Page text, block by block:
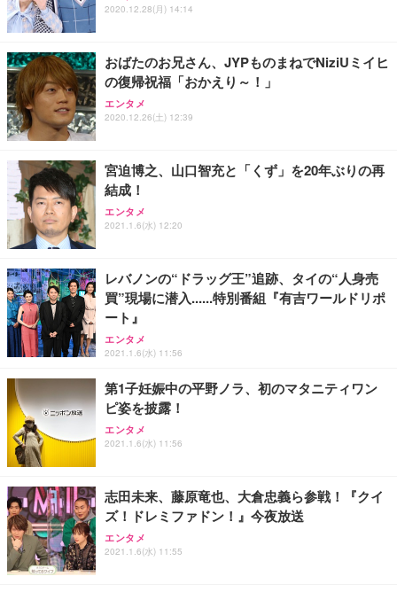
2020.12.28(月) 14:14
おばたのお兄さん、JYPものまねでNiziUミイヒ
の復帰祝福「おかえり～！」
エンタメ
2020.12.26(土) 12:39
宮迫博之、山口智充と「くず」を20年ぶりの再
結成！
エンタメ
2021.1.6(水) 12:20
レバノンの“ドラッグ王”追跡、タイの“人身売
買”現場に潜入......特別番組『有吉ワールドリポ
ート』
エンタメ
2021.1.6(水) 11:56
第1子妊娠中の平野ノラ、初のマタニティワン
ピ姿を披露！
エンタメ
2021.1.6(水) 11:56
志田未来、藤原竜也、大倉忠義ら参戦！『クイ
ズ！ドレミファドン！』今夜放送
エンタメ
2021.1.6(水) 11:55